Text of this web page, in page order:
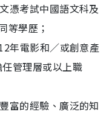
憑考試中國語文科及
等學歷；
年電影和／或創意產
管理層或以上職
富的經驗、廣泛的知